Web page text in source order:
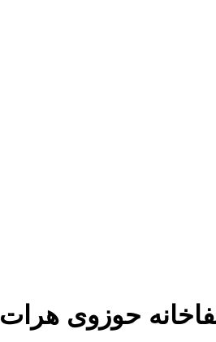
حوزوی هرات